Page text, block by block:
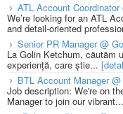
ATL Account
We’re looking for an ATL
and detail-oriented
Senior PR Manager @
La Golin Ketchum, căutăm
experiență, care știe...
BTL Account Manager
Job description: We're on
Manager to join our vibrant...